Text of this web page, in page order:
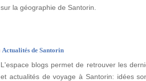
sur la géographie de Santorin.
Actualités de Santorin
L'espace blogs permet de retrouver les
et actualités de voyage à Santorin: idées